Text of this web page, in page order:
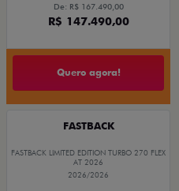
De: R$ 167.490,00
R$ 147.490,00
Quero agora!
FASTBACK
FASTBACK LIMITED EDITION TURBO 270 FLEX
AT 2026
2026/2026